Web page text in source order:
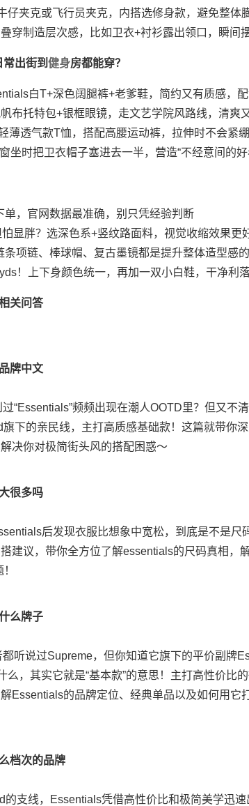
仔夹克或飞行员夹克，内搭选修身款，避免整体
穿制造层次感，比如卫衣+衬衫露出领口，瞬间
出街到 健身房都能穿？
白T+深色阔腿裤+老爹鞋，简约又有质感，
布托特包+银框眼镜，走文艺学院风路线，清爽
薄透气款T恤，搭配高腰运动裤，拉伸时不会紧
坐时把卫衣帽子塞进去一半，营造“不经意间的好
单，官网数据最准确，别只凭经验判断
显胖？选深色系+竖纹路面料，视觉收缩效果更
条项链、棒球帽、复古墨镜都是提升整体造型感
！上下身颜色统一，再加一双小白鞋，干净利
关问答
牌中文
“Essentials”频频出现在潮人OOTD里？但又不
下的亲民线，主打高质感基础款！这篇就带你
决你对极简街头风的搭配困惑～
很多吗
后发现衣服比想象中宽松，到底是不是尺
建议，带你全方位了解essentials的尺码真相，
么牌子
听说过Supreme，但你知道它旗下的平价副牌
么，其实它就是“基本款”的意思！主打高性价比
Essentials的品牌定位、经典单品以及如何用它
档次的品牌
的支线，Essentials凭借高性价比和极简美学迅